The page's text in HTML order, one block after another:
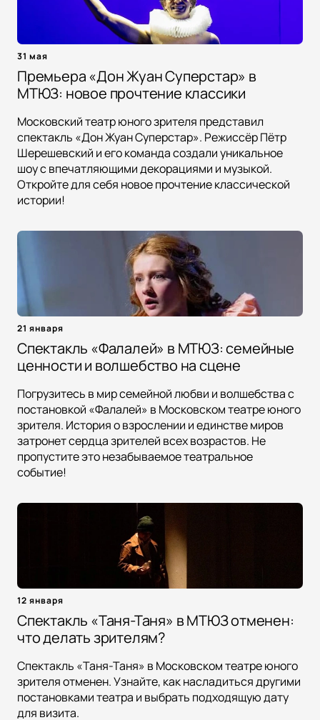
31 мая
Премьера «Дон Жуан Суперстар» в
МТЮЗ: новое прочтение классики
Московский театр юного зрителя представил
спектакль «Дон Жуан Суперстар». Режиссёр Пётр
Шерешевский и его команда создали уникальное
шоу с впечатляющими декорациями и музыкой.
Откройте для себя новое прочтение классической
истории!
21 января
Спектакль «Фалалей» в МТЮЗ: семейные
ценности и волшебство на сцене
Погрузитесь в мир семейной любви и волшебства с
постановкой «Фалалей» в Московском театре юного
зрителя. История о взрослении и единстве миров
затронет сердца зрителей всех возрастов. Не
пропустите это незабываемое театральное
событие!
12 января
Спектакль «Таня-Таня» в МТЮЗ отменен:
что делать зрителям?
Спектакль «Таня-Таня» в Московском театре юного
зрителя отменен. Узнайте, как насладиться другими
постановками театра и выбрать подходящую дату
для визита.